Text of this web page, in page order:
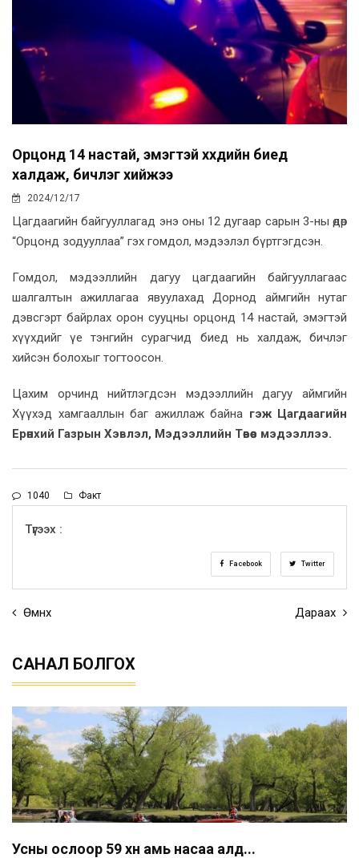
Орцонд 14 настай, эмэгтэй хүүхдийн биед
халдаж, бичлэг хийжээ
2024/12/17
Цагдаагийн байгууллагад энэ оны 12 дугаар сарын 3-ны өдөр
“Орцонд зодууллаа” гэх гомдол, мэдээлэл бүртгэгдсэн.
Гомдол, мэдээллийн дагуу цагдаагийн байгууллагаас
шалгалтын ажиллагаа явуулахад Дорнод аймгийн нутаг
дэвсгэрт байрлах орон сууцны орцонд 14 настай, эмэгтэй
хүүхдийг үе тэнгийн сурагчид биед нь халдаж, бичлэг
хийсэн болохыг тогтоосон.
Цахим орчинд нийтлэгдсэн мэдээллийн дагуу аймгийн
Хүүхэд хамгааллын баг ажиллаж байна гэж Цагдаагийн
Ерөнхий Газрын Хэвлэл, Мэдээллийн Төвөөс мэдээллээ.
1040 Факт
Түгээх :
Facebook Twitter
Өмнөх Дараах
САНАЛ БОЛГОХ
Усны ослоор 59 хүн амь насаа алд...